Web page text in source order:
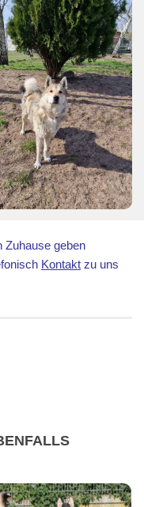
Zuhause geben
Kontakt zu uns